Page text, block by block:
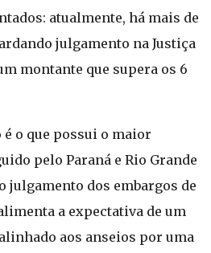
atualmente, há mais de
julgamento na Justiça
montante que supera os 6
é o que possui o maior
pelo Paraná e Rio Grande
julgamento dos embargos de
a expectativa de um
aos anseios por uma